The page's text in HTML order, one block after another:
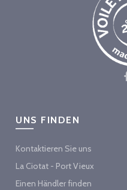
UNS FINDEN
Kontaktieren Sie uns
La Ciotat - Port Vieux
Einen Händler finden